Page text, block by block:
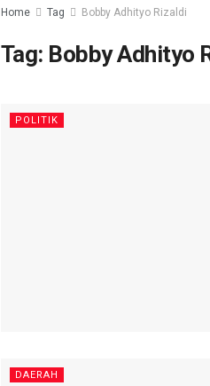
Home Tag Bobby Adhityo Rizaldi
Tag: Bobby Adhityo
POLITIK
DAERAH